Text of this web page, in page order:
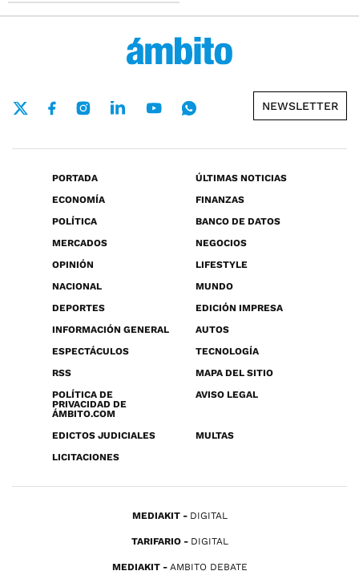
NEWSLETTER
PORTADA
ÚLTIMAS NOTICIAS
ECONOMÍA
FINANZAS
POLÍTICA
BANCO DE DATOS
MERCADOS
NEGOCIOS
OPINIÓN
LIFESTYLE
NACIONAL
MUNDO
DEPORTES
EDICIÓN IMPRESA
INFORMACIÓN GENERAL
AUTOS
ESPECTÁCULOS
TECNOLOGÍA
RSS
MAPA DEL SITIO
POLÍTICA DE
PRIVACIDAD DE
ÁMBITO.COM
AVISO LEGAL
EDICTOS JUDICIALES
MULTAS
LICITACIONES
MEDIAKIT DIGITAL
TARIFARIO DIGITAL
MEDIAKIT AMBITO DEBATE